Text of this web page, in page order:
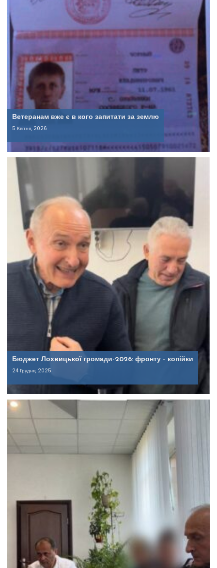
Ветеранам вже є в кого запитати за землю
5 Квітня, 2026
Бюджет Лохвицької громади-2026: фронту – копійки
24 Грудня, 2025